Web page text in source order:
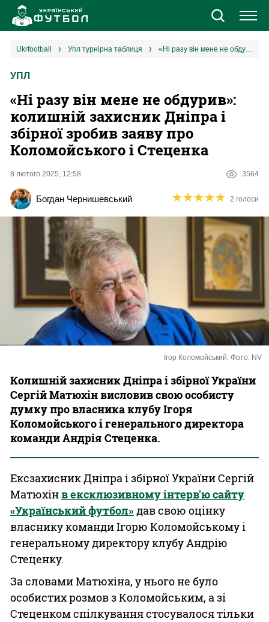
Новини
Єврокубки
УПЛ
2 ліга
Різне
Букмекери
Казино
ukrfootball упл турнірна таблиця «Ні разу він мене не обдурив»: колишній захисник Дніпра і збірної зробив заяву про Коломойського і Стеценка
УПЛ
«Ні разу він мене не обдурив»:
колишній захисник Дніпра і
збірної зробив заяву про
Коломойського і Стеценка
8 лютого 2025, 12:58 3564
Богдан Чернишевський ★★★★★
★★★★★ 2 голоси
Ігор Коломойський. Фото: NV
Колишній захисник Дніпра і збірної України
Сергій Матюхін висловив свою особисту
думку про власника клубу Ігоря
Коломойського і генерального директора
команди Андрія Стеценка.
Ексзахисник Дніпра і збірної України Сергій
Матюхінв ексклюзивному інтерв'ю сайту
«Український футбол»дав свою оцінку
власнику команди Ігорю Коломойському і
генеральному директору клубу Андрію
Стеценку.
За словами Матюхіна, у нього не було
особистих розмов з Коломойським, а зі
Стеценком спілкування стосувалося тільки